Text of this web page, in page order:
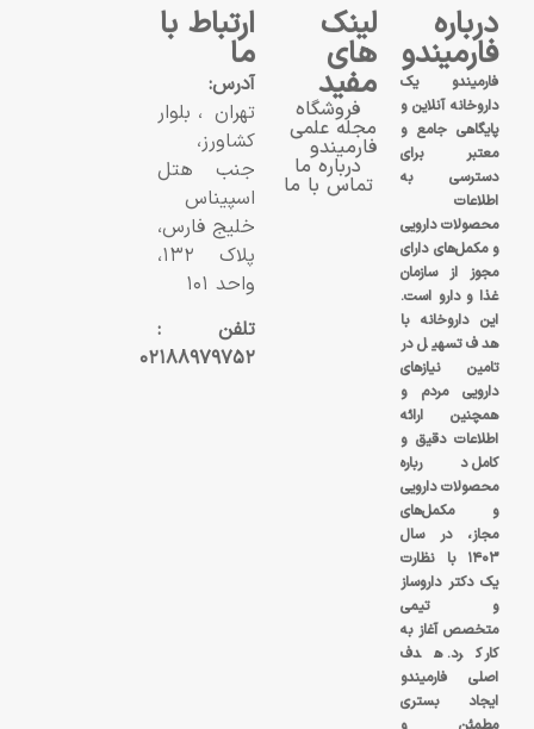
درباره
فارمیندو
فارمیندو یک
داروخانه آنلاین و
پایگاهی جامع و
معتبر برای
دسترسی به
اطلاعات
محصولات دارویی
و مکمل‌های دارای
مجوز از سازمان
غذا و دارو است.
این داروخانه با
هدف تسهیل در
تامین نیازهای
دارویی مردم و
همچنین ارائه
اطلاعات دقیق و
کامل درباره
محصولات دارویی
و مکمل‌های
مجاز، در سال
۱۴۰۳ با نظارت
یک دکتر داروساز
و تیمی
متخصص آغاز به
کار کرد. هدف
اصلی فارمیندو
ایجاد بستری
لینک
های
مفید
فروشگاه
مجله علمی
فارمیندو
درباره ما
تماس با ما
ارتباط با
ما
آدرس:
تهران، بلوار
کشاورز،
جنب هتل
اسپیناس
خلیج فارس،
پلاک ۱۳۲،
واحد ۱۰۱
تلفن :
۰۲۱۸۸۹۷۹۷۵۲